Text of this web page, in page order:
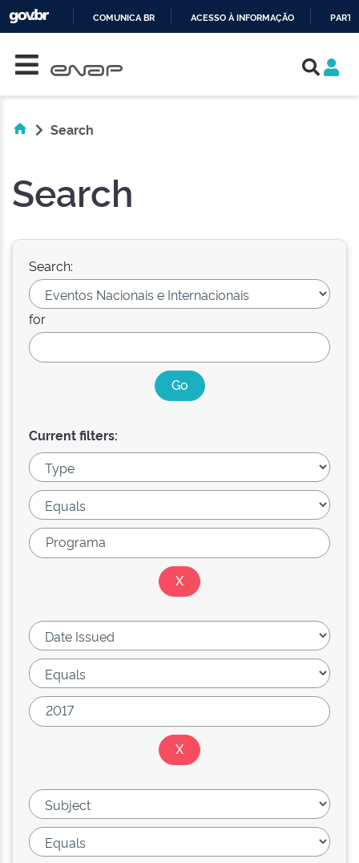
COMUNICA BR ACESSO À INFORMAÇÃO
Search
Search
Search:
for
Current filters: